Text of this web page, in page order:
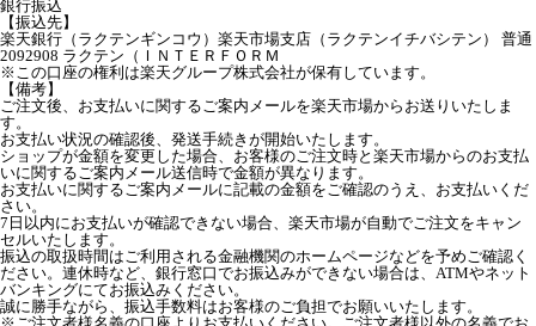
銀行振込
【振込先】
楽天銀行（ラクテンギンコウ）楽天市場支店（ラクテンイチバシテン） 普通
2092908 ラクテン（ＩＮＴＥＲＦＯＲＭ
※この口座の権利は楽天グループ株式会社が保有しています。
【備考】
ご注文後、お支払いに関するご案内メールを楽天市場からお送りいたしま
す。
お支払い状況の確認後、発送手続きが開始いたします。
ショップが金額を変更した場合、お客様のご注文時と楽天市場からのお支払
いに関するご案内メール送信時で金額が異なります。
お支払いに関するご案内メールに記載の金額をご確認のうえ、お支払いくだ
さい。
7日以内にお支払いが確認できない場合、楽天市場が自動でご注文をキャン
セルいたします。
振込の取扱時間はご利用される金融機関のホームページなどを予めご確認く
ださい。連休時など、銀行窓口でお振込みができない場合は、ATMやネット
バンキングにてお振込みください。
誠に勝手ながら、振込手数料はお客様のご負担でお願いいたします。